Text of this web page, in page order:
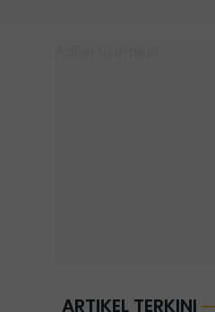
ARTIKEL TERKINI